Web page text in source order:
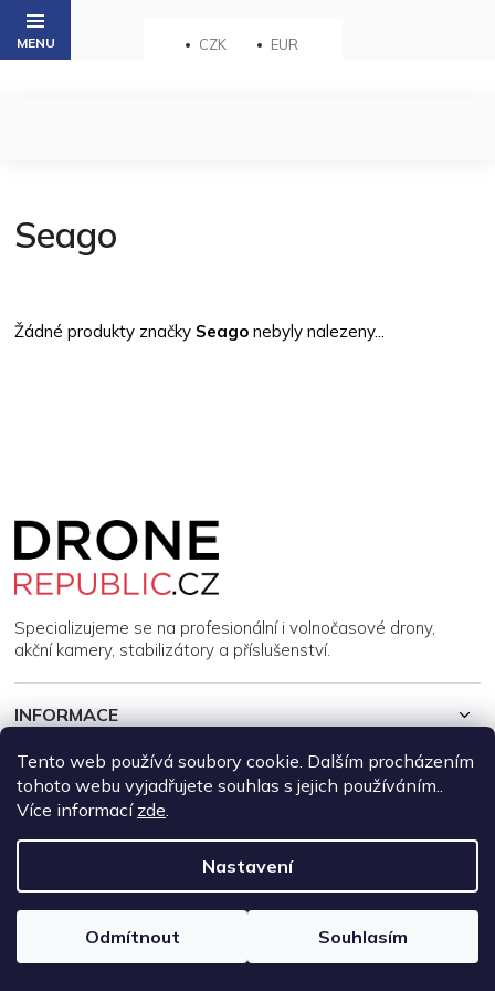
Tento web používá soubory cookie. Dalším procházením
tohoto webu vyjadřujete souhlas s jejich používáním..
Více informací zde.
Nastavení
Odmítnout Souhlasím
Přejít
obsah
CZK EUR
Seago
Žádné produkty značky Seago nebyly nalezeny...
Specializujeme se na profesionální i volnočasové drony,
akční kamery, stabilizátory a příslušenství.
INFORMACE
MŮJ ÚČET
Copyright 2026DroneRepublic.cz. Všechna práva vyhrazena.
Upravit nastavení cookies